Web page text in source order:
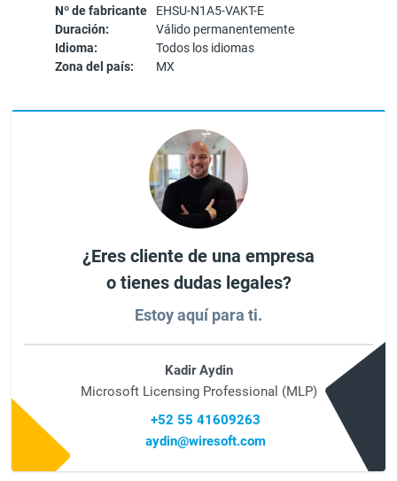
Nº de fabricante
EHSU-N1A5-VAKT-E
Duración:
Válido permanentemente
Idioma:
Todos los idiomas
Zona del país:
MX
¿Eres cliente de una empresa
o tienes dudas legales?
Estoy aquí para ti.
Kadir Aydin
Microsoft Licensing Professional (MLP)
+52 55 41609263
aydin@wiresoft.com